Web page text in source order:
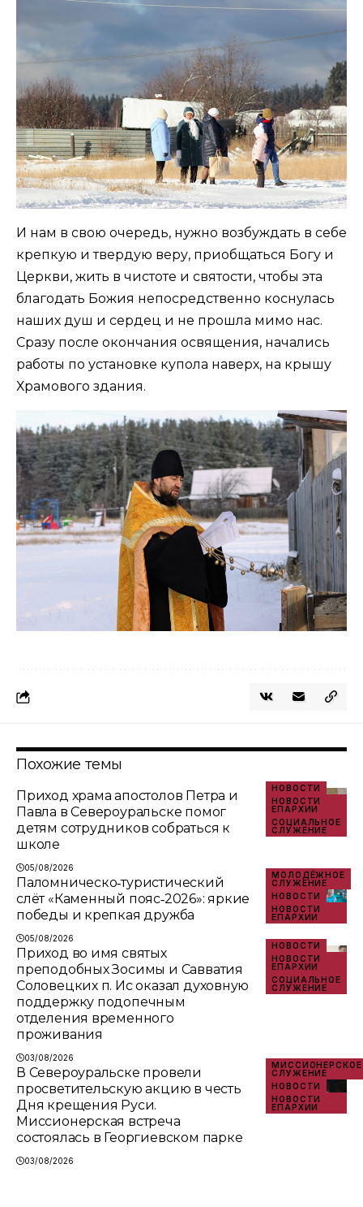
И нам в свою очередь, нужно возбуждать в себе
крепкую и твердую веру, приобщаться Богу и
Церкви, жить в чистоте и святости, чтобы эта
благодать Божия непосредственно коснулась
наших душ и сердец и не прошла мимо нас.
Сразу после окончания освящения, начались
работы по установке купола наверх, на крышу
Храмового здания.
Похожие темы
НОВОСТИ
НОВОСТИ
ЕПАРХИИ
СОЦИАЛЬНОЕ
СЛУЖЕНИЕ
Приход храма апостолов Петра и
Павла в Североуральске помог
детям сотрудников собраться к
школе
05/08/2026
МОЛОДЁЖНОЕ
СЛУЖЕНИЕ
НОВОСТИ
НОВОСТИ
ЕПАРХИИ
Паломническо‑туристический
слёт «Каменный пояс‑2026»: яркие
победы и крепкая дружба
05/08/2026
НОВОСТИ
НОВОСТИ
ЕПАРХИИ
СОЦИАЛЬНОЕ
СЛУЖЕНИЕ
Приход во имя святых
преподобных Зосимы и Савватия
Соловецких п. Ис оказал духовную
поддержку подопечным
отделения временного
проживания
03/08/2026
МИССИОНЕРСКОЕ
СЛУЖЕНИЕ
НОВОСТИ
НОВОСТИ
ЕПАРХИИ
В Североуральске провели
просветительскую акцию в честь
Дня крещения Руси.
Миссионерская встреча
состоялась в Георгиевском парке
03/08/2026